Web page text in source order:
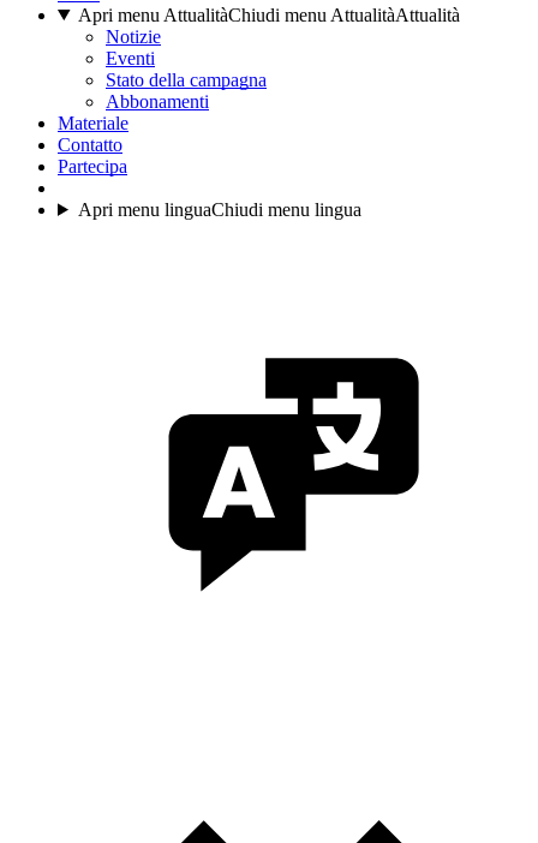
Apri menu AttualitàChiudi menu AttualitàAttualità
Notizie
Eventi
Stato della campagna
Abbonamenti
Materiale
Contatto
Partecipa
Apri menu linguaChiudi menu lingua